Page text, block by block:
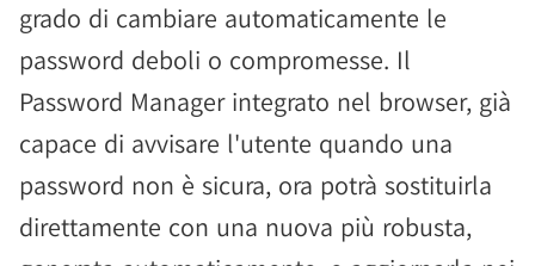
grado di cambiare automaticamente le
password deboli o compromesse. Il
Password Manager integrato nel browser, già
capace di avvisare l'utente quando una
password non è sicura, ora potrà sostituirla
direttamente con una nuova più robusta,